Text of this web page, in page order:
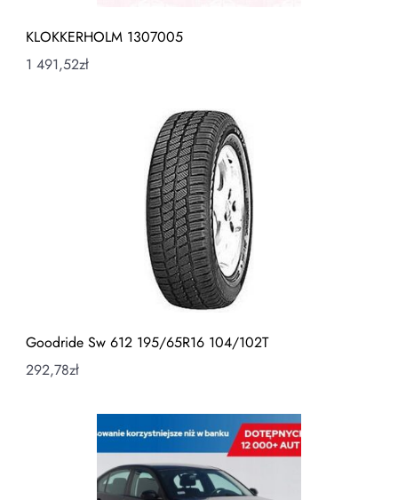
KLOKKERHOLM 1307005
1 491,52zł
Goodride Sw 612 195/65R16 104/102T
292,78zł